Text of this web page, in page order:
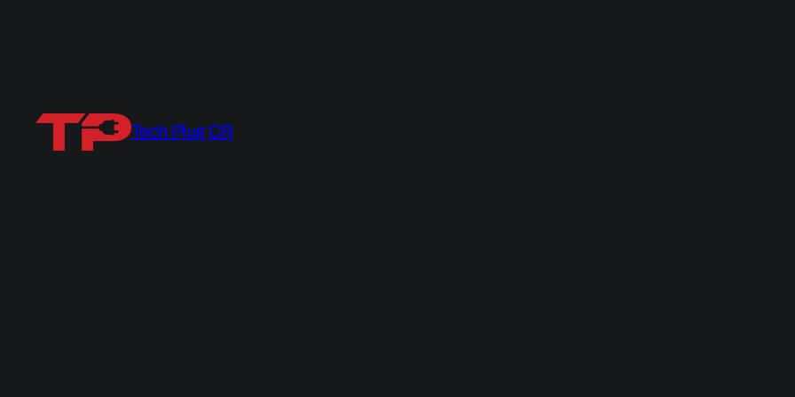
Tech Plug CR